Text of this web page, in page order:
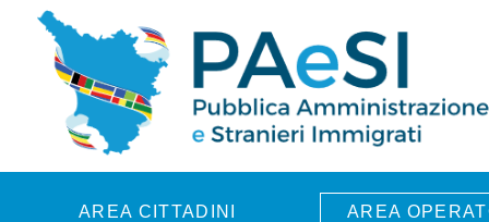
Skip to main content
AREA CITTADINI AREA